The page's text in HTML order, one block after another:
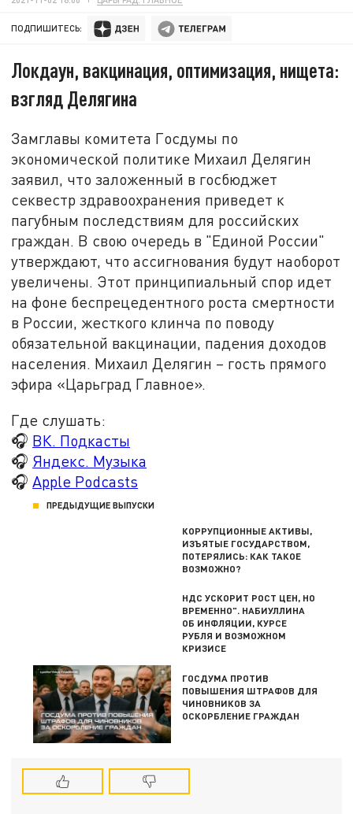
ПОДПИШИТЕСЬ:
Локдаун, вакцинация, оптимизация, нищета:
взгляд Делягина
Замглавы комитета Госдумы по
экономической политике Михаил Делягин
заявил, что заложенный в госбюджет
секвестр здравоохранения приведет к
пагубным последствиям для российских
граждан. В свою очередь в "Единой России"
утверждают, что ассигнования будут наоборот
увеличены. Этот принципиальный спор идет
на фоне беспрецедентного роста смертности
в России, жесткого клинча по поводу
обязательной вакцинации, падения доходов
населения. Михаил Делягин – гость прямого
эфира «Царьград Главное».
Где слушать:
🎧 ВК. Подкасты
🎧 Яндекс. Музыка
🎧 Apple Podcasts
ПРЕДЫДУЩИЕ ВЫПУСКИ
КОРРУПЦИОННЫЕ АКТИВЫ,
ИЗЪЯТЫЕ ГОСУДАРСТВОМ,
ПОТЕРЯЛИСЬ: КАК ТАКОЕ
ВОЗМОЖНО?
НДС УСКОРИТ РОСТ ЦЕН, НО
ВРЕМЕННО". НАБИУЛЛИНА
ОБ ИНФЛЯЦИИ, КУРСЕ
РУБЛЯ И ВОЗМОЖНОМ
КРИЗИСЕ
ГОСДУМА ПРОТИВ
ПОВЫШЕНИЯ ШТРАФОВ ДЛЯ
ЧИНОВНИКОВ ЗА
ОСКОРБЛЕНИЕ ГРАЖДАН